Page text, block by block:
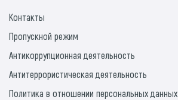
Контакты
Пропускной режим
Антикоррупционная деятельность
Антитеррористическая деятельность
Политика в отношении персональных данных